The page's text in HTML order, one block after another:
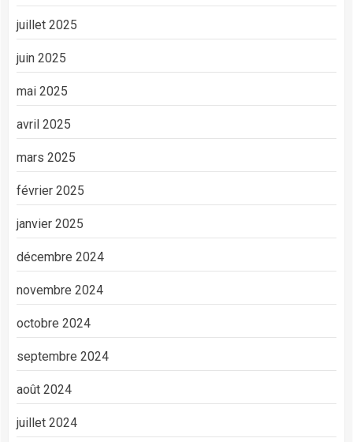
juillet 2025
juin 2025
mai 2025
avril 2025
mars 2025
février 2025
janvier 2025
décembre 2024
novembre 2024
octobre 2024
septembre 2024
août 2024
juillet 2024